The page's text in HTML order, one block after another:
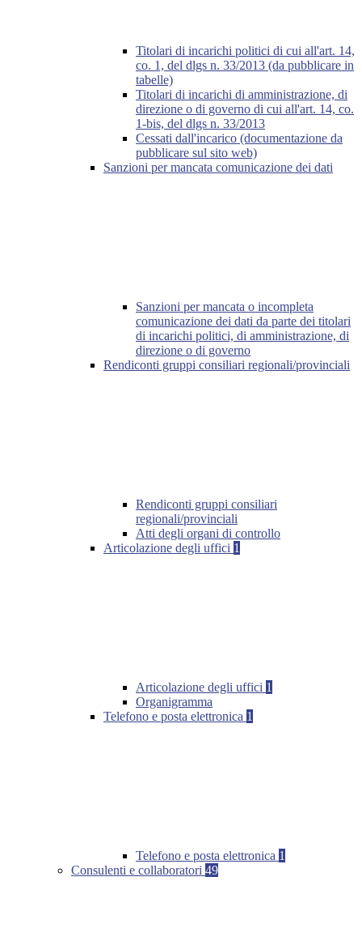
Titolari di incarichi politici di cui all'art. 14,
co. 1, del dlgs n. 33/2013 (da pubblicare in
tabelle)
Titolari di incarichi di amministrazione, di
direzione o di governo di cui all'art. 14, co.
1-bis, del dlgs n. 33/2013
Cessati dall'incarico (documentazione da
pubblicare sul sito web)
Sanzioni per mancata comunicazione dei dati
Sanzioni per mancata o incompleta
comunicazione dei dati da parte dei titolari
di incarichi politici, di amministrazione, di
direzione o di governo
Rendiconti gruppi consiliari regionali/provinciali
Rendiconti gruppi consiliari
regionali/provinciali
Atti degli organi di controllo
Articolazione degli uffici 1
Articolazione degli uffici 1
Organigramma
Telefono e posta elettronica 1
Telefono e posta elettronica 1
Consulenti e collaboratori 49